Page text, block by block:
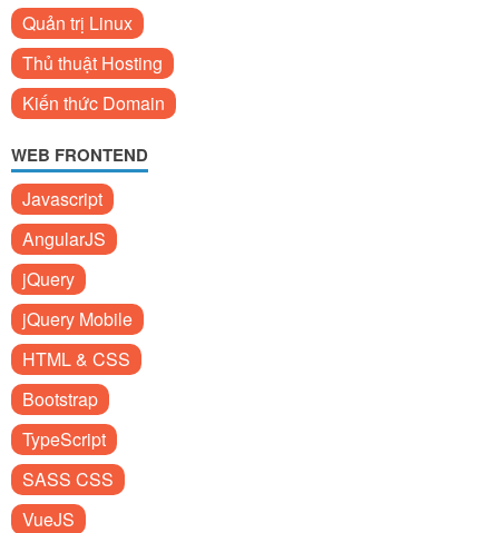
Quản trị Linux
Thủ thuật Hosting
Kiến thức Domain
WEB FRONTEND
Javascript
AngularJS
jQuery
jQuery Mobile
HTML & CSS
Bootstrap
TypeScript
SASS CSS
VueJS